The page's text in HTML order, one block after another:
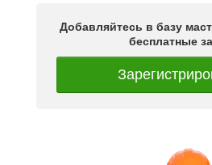
Добавляйтесь в базу
бесплатные